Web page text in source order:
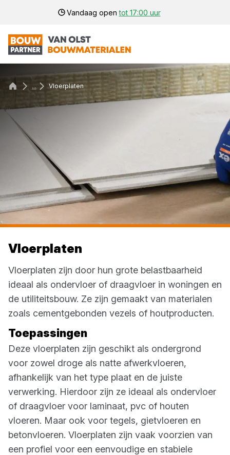
Vandaag opentot 17:00 uur
... Vloerplaten
Vloerplaten
Vloerplaten zijn door hun grote belastbaarheid
ideaal als ondervloer of draagvloer in woningen en
de utiliteitsbouw. Ze zijn gemaakt van materialen
zoals cementgebonden vezels of houtproducten.
Toepassingen
Deze vloerplaten zijn geschikt als ondergrond
voor zowel droge als natte afwerkvloeren,
afhankelijk van het type plaat en de juiste
verwerking. Hierdoor zijn ze ideaal als ondervloer
of draagvloer voor laminaat, pvc of houten
vloeren. Maar ook voor tegels, gietvloeren en
betonvloeren. Vloerplaten zijn vaak voorzien van
een profiel voor een eenvoudige en stabiele